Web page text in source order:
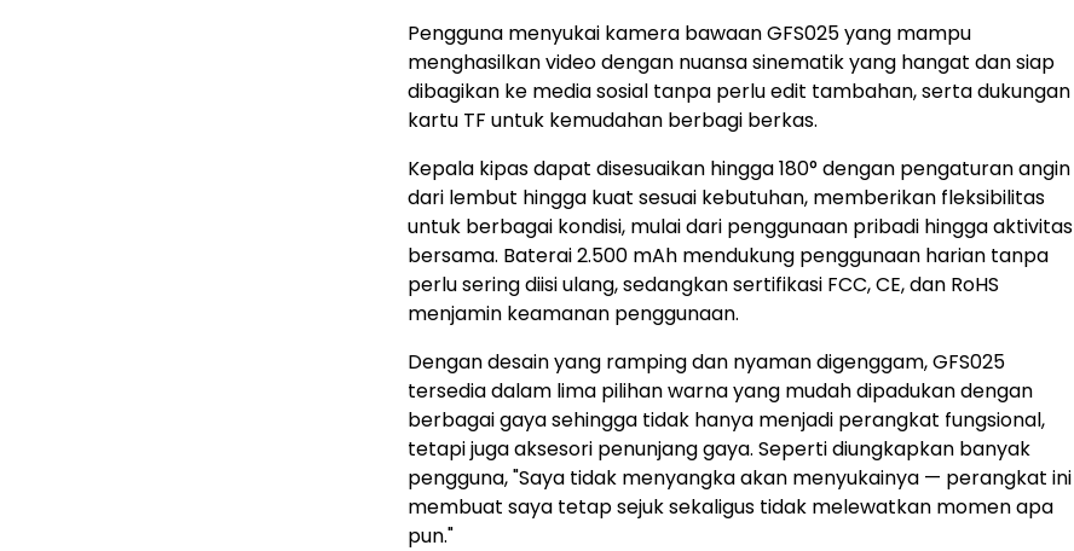
Pengguna menyukai kamera bawaan GFS025 yang mampu
menghasilkan video dengan nuansa sinematik yang hangat dan siap
dibagikan ke media sosial tanpa perlu edit tambahan, serta dukungan
kartu TF untuk kemudahan berbagi berkas.
Kepala kipas dapat disesuaikan hingga 180° dengan pengaturan angin
dari lembut hingga kuat sesuai kebutuhan, memberikan fleksibilitas
untuk berbagai kondisi, mulai dari penggunaan pribadi hingga aktivitas
bersama. Baterai 2.500 mAh mendukung penggunaan harian tanpa
perlu sering diisi ulang, sedangkan sertifikasi FCC, CE, dan RoHS
menjamin keamanan penggunaan.
Dengan desain yang ramping dan nyaman digenggam, GFS025
tersedia dalam lima pilihan warna yang mudah dipadukan dengan
berbagai gaya sehingga tidak hanya menjadi perangkat fungsional,
tetapi juga aksesori penunjang gaya. Seperti diungkapkan banyak
pengguna, "Saya tidak menyangka akan menyukainya — perangkat ini
membuat saya tetap sejuk sekaligus tidak melewatkan momen apa
pun."